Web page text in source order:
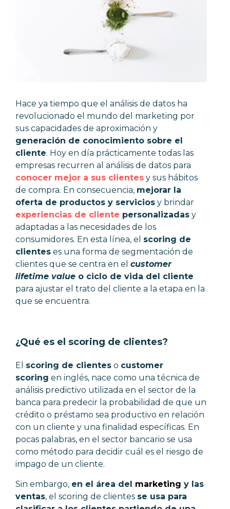
Hace ya tiempo que el análisis de datos ha
revolucionado el mundo del marketing por
sus capacidades de aproximación y
generación de conocimiento sobre el
cliente. Hoy en día prácticamente todas las
empresas recurren al análisis de datos para
conocer mejor a sus clientes y sus hábitos
de compra. En consecuencia, mejorar la
oferta de productos y servicios y brindar
experiencias de cliente personalizadas y
adaptadas a las necesidades de los
consumidores. En esta línea, el scoring de
clientes es una forma de segmentación de
clientes que se centra en el customer
lifetime value o ciclo de vida del cliente
para ajustar el trato del cliente a la etapa en la
que se encuentra.
¿Qué es el scoring de clientes?
El scoring de clientes o customer
scoring en inglés, nace como una técnica de
análisis predictivo utilizada en el sector de la
banca para predecir la probabilidad de que un
crédito o préstamo sea productivo en relación
con un cliente y una finalidad específicas. En
pocas palabras, en el sector bancario se usa
como método para decidir cuál es el riesgo de
impago de un cliente.
Sin embargo, en el área del marketing y las
ventas, el scoring de clientes se usa para